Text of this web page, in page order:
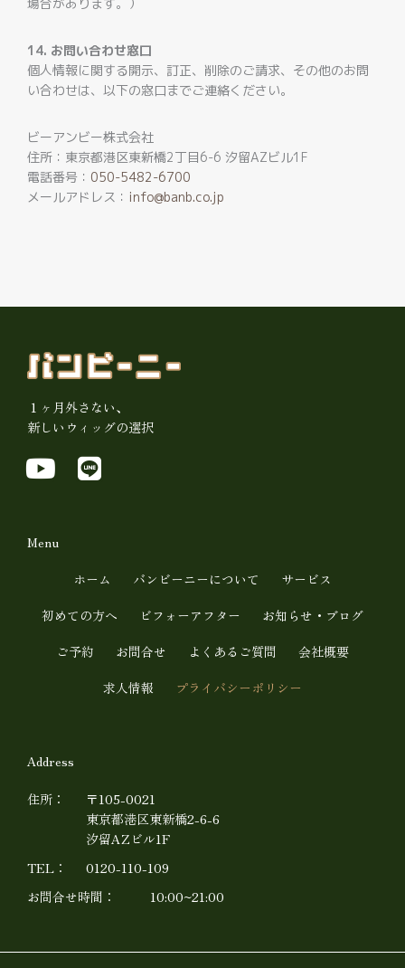
14. お問い合わせ窓口
個人情報に関する開示、訂正、削除のご請求、その他のお問
い合わせは、以下の窓口までご連絡ください。
ビーアンビー株式会社
住所：東京都港区東新橋2丁目6-6 汐留AZビル1F
電話番号： 050-5482-6700
メールアドレス： info@banb.co.jp
１ヶ月外さない、
新しいウィッグの選択
Y
t
b
e
L
Menu
ホーム バンビーニーについて
サービス
初めての方へ
ビフォーアフター
お知らせ・ブログ
ご予約
お問合せ よくあるご質問
会社概要
求人情報
プライバシーポリシー
Address
住所：
〒105-0021
東京都港区東新橋2-6-6
汐留AZビル1F
TEL：
0120-110-109
お問合せ時間：
10:00~21:00